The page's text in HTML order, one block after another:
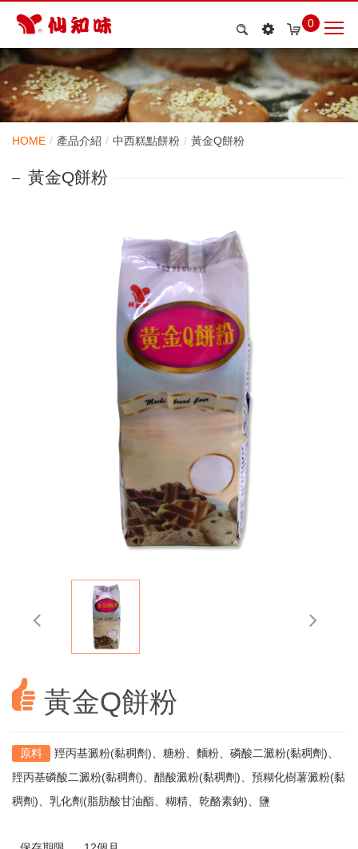
0
HOME 產品介紹 中西糕點餅粉 黃金Q餅粉
黃金Q餅粉
黃金Q餅粉
羥丙基澱粉(黏稠劑)、糖粉、麵粉、磷酸二澱粉(黏稠劑)、
羥丙基磷酸二澱粉(黏稠劑)、醋酸澱粉(黏稠劑)、預糊化樹薯澱粉(黏
稠劑)、乳化劑(脂肪酸甘油酯、糊精、乾酪素鈉)、鹽